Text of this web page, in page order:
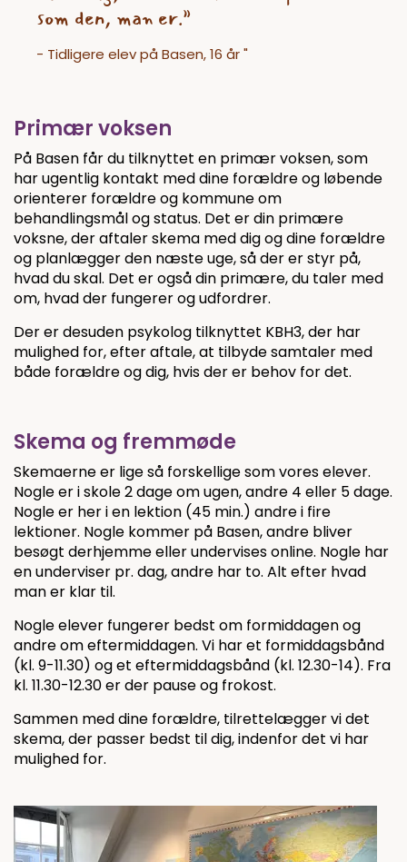
som den, man er.”
- Tidligere elev på Basen, 16 år"
Primær voksen
På Basen får du tilknyttet en primær voksen, som
har ugentlig kontakt med dine forældre og løbende
orienterer forældre og kommune om
behandlingsmål og status. Det er din primære
voksne, der aftaler skema med dig og dine forældre
og planlægger den næste uge, så der er styr på,
hvad du skal. Det er også din primære, du taler med
om, hvad der fungerer og udfordrer.
Der er desuden psykolog tilknyttet KBH3, der har
mulighed for, efter aftale, at tilbyde samtaler med
både forældre og dig, hvis der er behov for det.
Skema og fremmøde
Skemaerne er lige så forskellige som vores elever.
Nogle er i skole 2 dage om ugen, andre 4 eller 5 dage.
Nogle er her i en lektion (45 min.) andre i fire
lektioner. Nogle kommer på Basen, andre bliver
besøgt derhjemme eller undervises online. Nogle har
en underviser pr. dag, andre har to. Alt efter hvad
man er klar til.
Nogle elever fungerer bedst om formiddagen og
andre om eftermiddagen. Vi har et formiddagsbånd
(kl. 9-11.30) og et eftermiddagsbånd (kl. 12.30-14). Fra
kl. 11.30-12.30 er der pause og frokost.
Sammen med dine forældre, tilrettelægger vi det
skema, der passer bedst til dig, indenfor det vi har
mulighed for.